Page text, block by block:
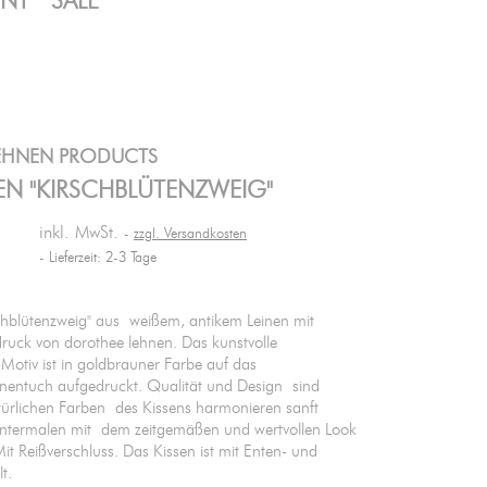
PRODUCTS
"KIRSCHBLÜTENZWEIG"
inkl. MwSt.
zzgl. Versandkosten
Lieferzeit: 2-3 Tage
aus weißem, antikem Leinen mit
von dorothee lehnen. Das kunstvolle
ist in goldbrauner Farbe auf das
aufgedruckt. Qualität und Design sind
Farben des Kissens harmonieren sanft
mit dem zeitgemäßen und wertvollen Look
Reißverschluss. Das Kissen ist mit Enten- und